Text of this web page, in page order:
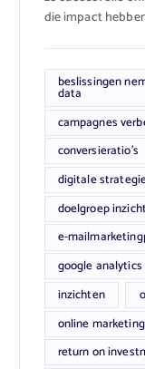
die impact
beslissingen
data
campagnes
conversieratio's
digitale
doelgroep
e-
google analytics
inzichten
online
return on